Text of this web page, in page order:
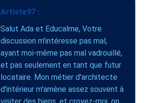
Artiste97 :
Salut Ada et Educalme, Votre
discussion m'intéresse pas mal,
ayant moi-même pas mal vadrouillé,
et pas seulement en tant que futur
locataire. Mon métier d'architecte
d'intérieur m'amène assez souvent à